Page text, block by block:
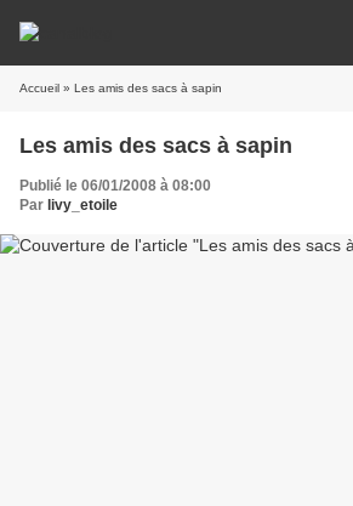
Accueil » Les amis des sacs à sapin
Les amis des sacs à sapin
Publié le 06/01/2008 à 08:00
Par livy_etoile